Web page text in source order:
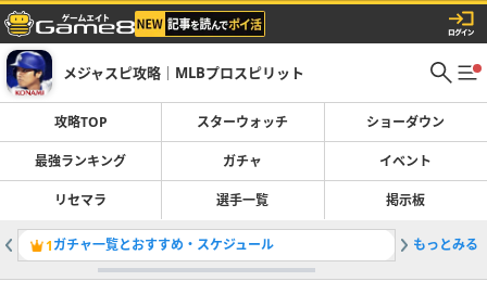
メジャスピ攻略｜MLBプロスピリット
攻略TOP スターウォッチ ショーダウン
最強ランキング ガチャ イベント
リセマラ 選手一覧 掲示板
1ガチャ一覧とおすすめ・スケジュール 2最強選
もっとみる